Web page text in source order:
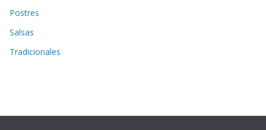
Postres
Salsas
Tradicionales